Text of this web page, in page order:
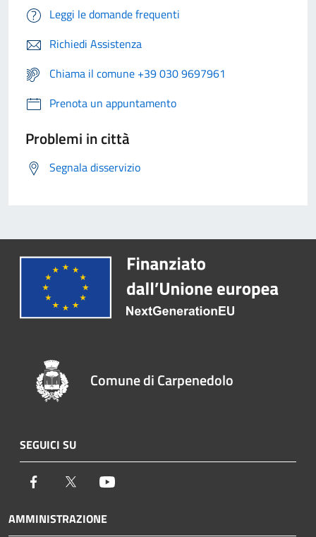
Leggi le domande frequenti
Richiedi Assistenza
Chiama il comune +39 030 9697961
Prenota un appuntamento
Problemi in città
Segnala disservizio
Comune di Carpenedolo
SEGUICI SU
Facebook Twitter
AMMINISTRAZIONE